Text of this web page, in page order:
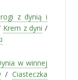
z dynią i
Krem z dyni /
w winnej
/Ciasteczka